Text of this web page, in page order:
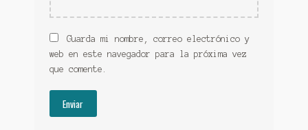
Guarda mi nombre, correo electrónico y
web en este navegador para la próxima vez
que comente.